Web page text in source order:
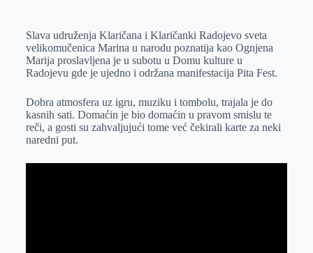
e
r
I
n
s
A
p
p
a
i
l
Slava udruženja Klaričana i Klaričanki Radojevo sveta
velikomučenica Marina u narodu poznatija kao Ognjena
Marija proslavljena je u subotu u Domu kulture u
Radojevu gde je ujedno i održana manifestacija Pita Fest.
Dobra atmosfera uz igru, muziku i tombolu, trajala je do
kasnih sati. Domaćin je bio domaćin u pravom smislu te
reči, a gosti su zahvaljujući tome već čekirali karte za neki
naredni put.